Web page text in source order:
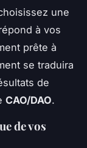
une
à vos
prête à
se traduira
de
CAO/DAO.
de vos